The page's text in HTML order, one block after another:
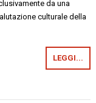
da una
culturale della
LEGGI...